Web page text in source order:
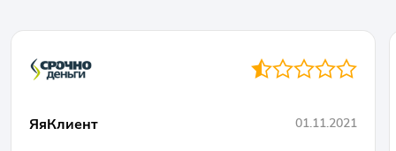
◐○○○○
ЯяКлиент 01.11.2021